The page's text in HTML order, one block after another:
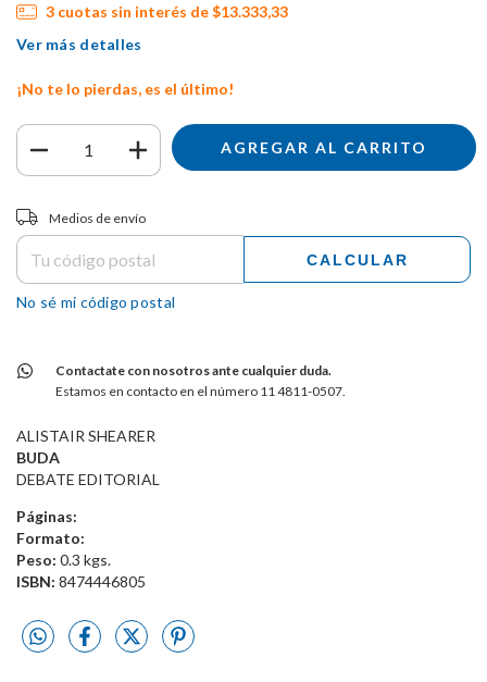
3 cuotas sin interés de$13.333,33
Ver más detalles
¡No te lo pierdas, es el último!
Entregas para el CP:
Medios de envío
CALCULAR
No sé mi código postal
Contactate con nosotros ante cualquier duda.
Estamos en contacto en el número 11 4811-0507.
ALISTAIR SHEARER
BUDA
DEBATE EDITORIAL
Páginas:
Formato:
Peso: 0.3 kgs.
ISBN: 8474446805